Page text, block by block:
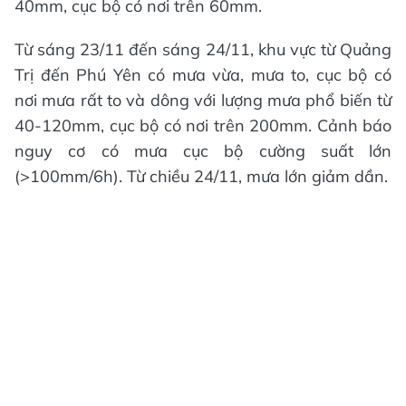
40mm, cục bộ có nơi trên 60mm.
Từ sáng 23/11 đến sáng 24/11, khu vực từ Quảng
Trị đến Phú Yên có mưa vừa, mưa to, cục bộ có
nơi mưa rất to và dông với lượng mưa phổ biến từ
40-120mm, cục bộ có nơi trên 200mm. Cảnh báo
nguy cơ có mưa cục bộ cường suất lớn
(>100mm/6h). Từ chiều 24/11, mưa lớn giảm dần.